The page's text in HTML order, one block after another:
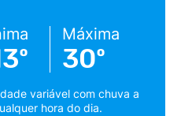
Máxima
30º
variável com chuva a
hora do dia.